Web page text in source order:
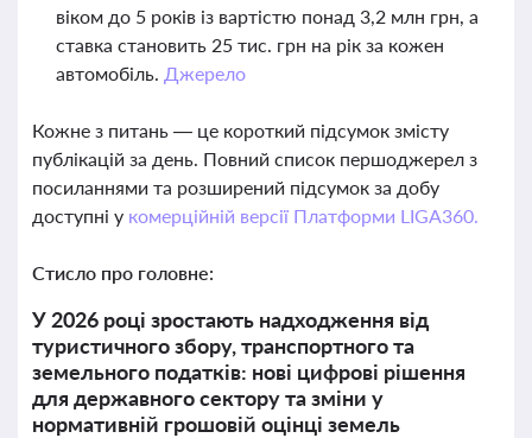
віком до 5 років із вартістю понад 3,2 млн грн, а
ставка становить 25 тис. грн на рік за кожен
автомобіль. Джерело
Кожне з питань — це короткий підсумок змісту
публікацій за день. Повний список першоджерел з
посиланнями та розширений підсумок за добу
доступні у комерційній версії Платформи LIGA360.
Стисло про головне:
У 2026 році зростають надходження від
туристичного збору, транспортного та
земельного податків: нові цифрові рішення
для державного сектору та зміни у
нормативній грошовій оцінці земель